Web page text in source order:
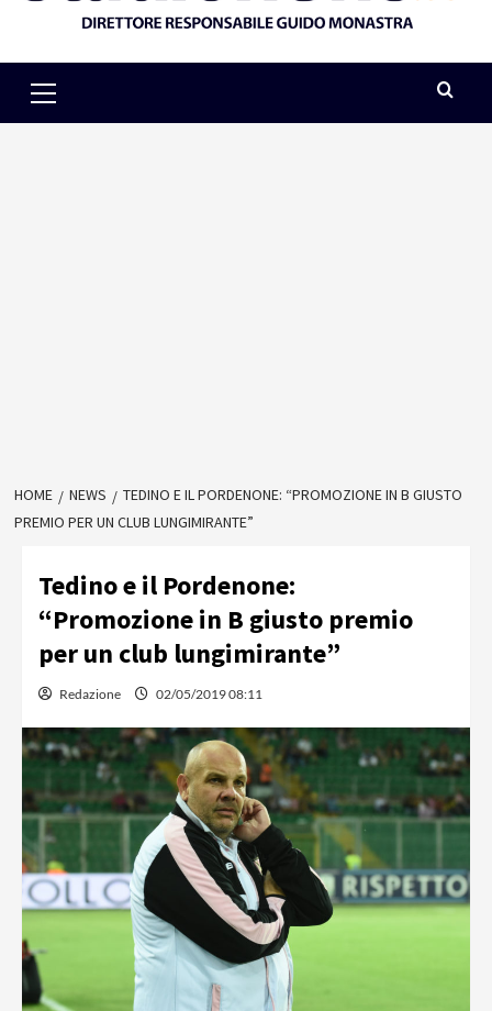
Menu
HOME NEWS
TEDINO E IL PORDENONE: “PROMOZIONE IN B GIUSTO
PREMIO PER UN CLUB LUNGIMIRANTE”
Tedino e il Pordenone:
“Promozione in B giusto premio
per un club lungimirante”
Redazione 02/05/2019 08:11